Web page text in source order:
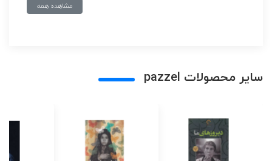
مشاهده همه
سایر محصولات pazzel